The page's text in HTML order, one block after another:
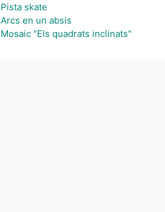
Pista skate
Arcs en un absis
Mosaic "Els quadrats inclinats"